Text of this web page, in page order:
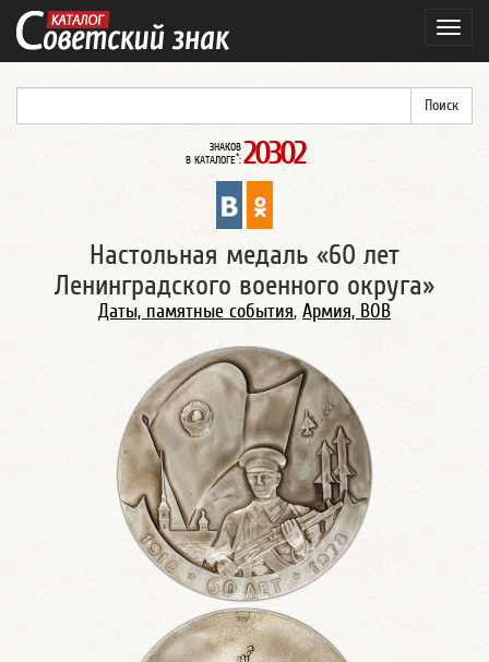
ЗНАКОВ
В КАТАЛОГЕ*: 20302
Настольная медаль «60 лет
Ленинградского военного округа»
Даты, памятные события, Армия, ВОВ